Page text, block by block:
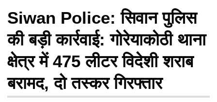
Siwan Police: सिवान पुलिस
की बड़ी कार्रवाई: गोरेयाकोठी थाना
क्षेत्र में 475 लीटर विदेशी शराब
बरामद, दो तस्कर गिरफ्तार